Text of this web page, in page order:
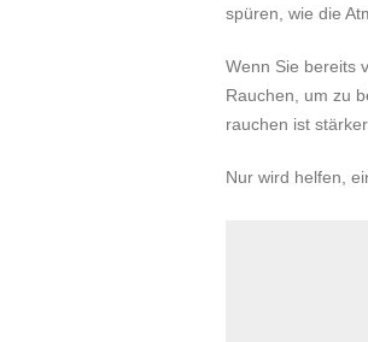
spüren, wie die
Wenn Sie bereits
Rauchen, um zu
rauchen ist
Nur wird helfen,